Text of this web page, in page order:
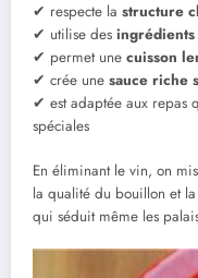
✔ respecte la structure
✔ utilise des ingrédients
✔ permet une cuisson
✔ crée une sauce riche
✔ est adaptée aux repas
spéciales
En éliminant le vin, on
la qualité du bouillon et
qui séduit même les